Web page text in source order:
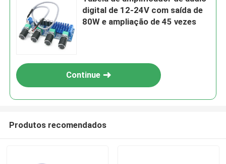
digital de 12-24V com saída de
80W e ampliação de 45 vezes
Continue
Produtos recomendados